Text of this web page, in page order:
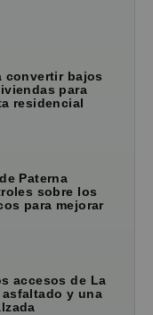
convertir bajos
para
residencial
Paterna
sobre los
para mejorar
accesos de La
y una